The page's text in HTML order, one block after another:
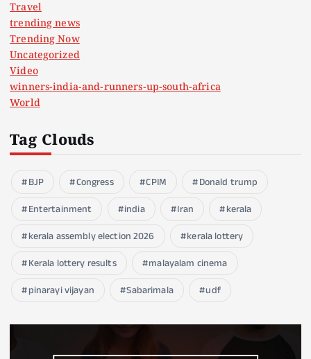
Travel
trending news
Trending Now
Uncategorized
Video
winners-india-and-runners-up-south-africa
World
Tag Clouds
BJP Congress CPIM
Donald trump
Entertainment
india Iran
kerala
kerala assembly election 2026
kerala lottery
Kerala lottery results
malayalam cinema
pinarayi vijayan
Sabarimala udf